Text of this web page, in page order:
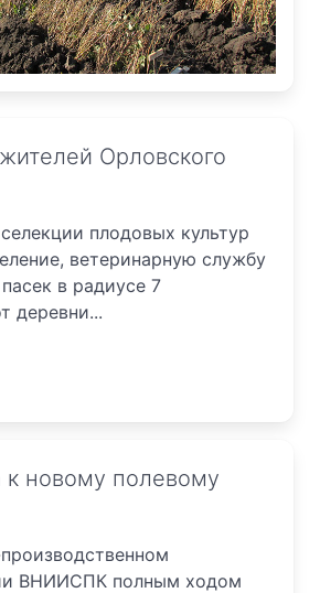
Орловского
плодовых культур
ветеринарную службу
в радиусе 7
деревни...
к новому полевому
ВНИИСПК полным ходом